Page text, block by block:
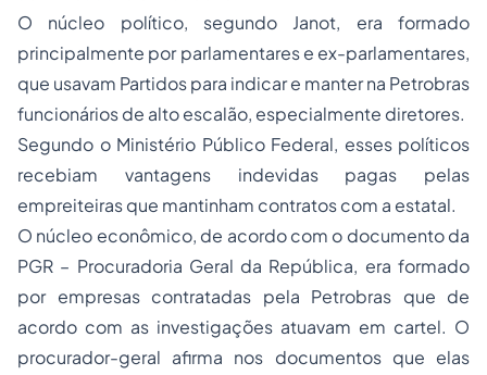
O núcleo político, segundo Janot, era formado
principalmente por parlamentares e ex-parlamentares,
que usavam Partidos para indicar e manter na Petrobras
funcionários de alto escalão, especialmente diretores.
Segundo o Ministério Público Federal, esses políticos
recebiam vantagens indevidas pagas pelas
empreiteiras que mantinham contratos com a estatal.
O núcleo econômico, de acordo com o documento da
PGR – Procuradoria Geral da República, era formado
por empresas contratadas pela Petrobras que de
acordo com as investigações atuavam em cartel. O
procurador-geral afirma nos documentos que elas